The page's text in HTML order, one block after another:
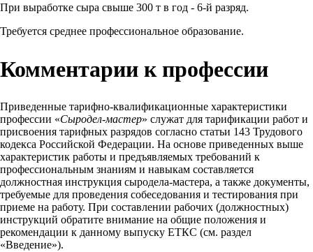
При выработке сыра свыше 300 т в год - 6-й разряд.
Требуется среднее профессиональное образование.
Комментарии к профессии
Приведенные тарифно-квалификационные характеристики
профессии «Сыродел-мастер» служат для тарификации работ и
присвоения тарифных разрядов согласно статьи 143 Трудового
кодекса Российской Федерации. На основе приведенных выше
характеристик работы и предъявляемых требований к
профессиональным знаниям и навыкам составляется
должностная инструкция сыродела-мастера, а также документы,
требуемые для проведения собеседования и тестирования при
приеме на работу. При составлении рабочих (должностных)
инструкций обратите внимание на общие положения и
рекомендации к данному выпуску ЕТКС (см. раздел
«Введение»).